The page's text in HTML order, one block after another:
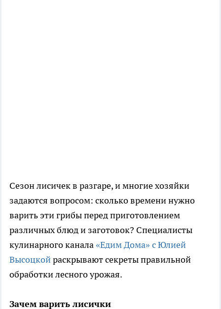
Сезон лисичек в разгаре, и многие хозяйки
задаются вопросом: сколько времени нужно
варить эти грибы перед приготовлением
различных блюд и заготовок? Специалисты
кулинарного канала «Едим Дома» с Юлией
Высоцкойраскрывают секреты правильной
обработки лесного урожая.
Зачем варить лисички